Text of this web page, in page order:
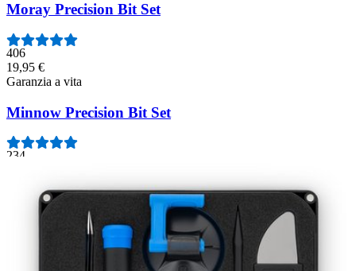
Moray Precision Bit Set
406
19,95 €
Garanzia a vita
Minnow Precision Bit Set
234
Essential Electronics Toolkit